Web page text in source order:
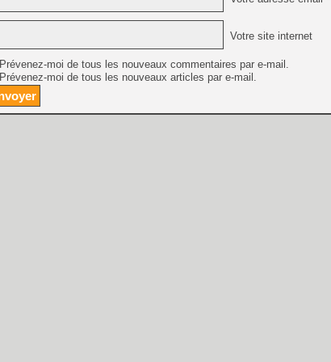
Votre site internet
Prévenez-moi de tous les nouveaux commentaires par e-mail.
Prévenez-moi de tous les nouveaux articles par e-mail.